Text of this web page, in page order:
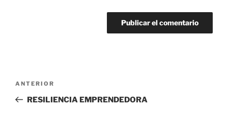
entradas
Entrada
anterior:
ANTERIOR
RESILIENCIA EMPRENDEDORA